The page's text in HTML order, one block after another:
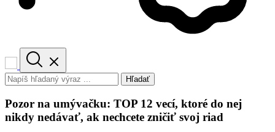
Hľadať
Pozor na umývačku: TOP 12 vecí, ktoré do nej
nikdy nedávať, ak nechcete zničiť svoj riad